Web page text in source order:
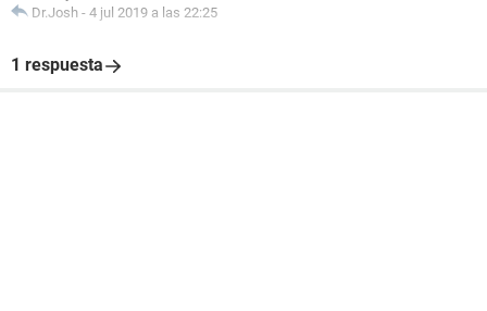
Dr.Josh - 4 jul 2019 a las 22:25
1 respuesta